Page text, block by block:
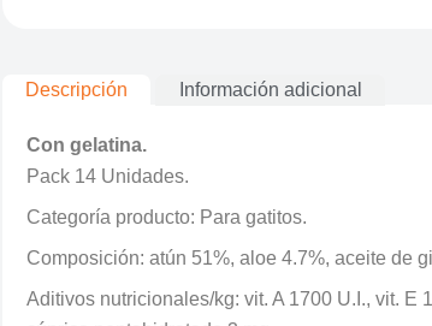
Descripción Información adicional
Con gelatina.
Pack 14 Unidades.
Categoría producto: Para gatitos.
Composición: atún 51%, aloe 4.7%, aceite de
Aditivos nutricionales/kg: vit. A 1700 U.I., vit. E